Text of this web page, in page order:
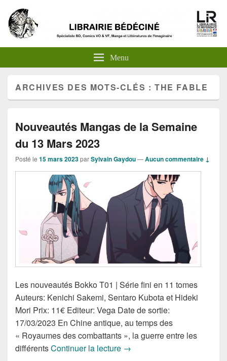
Menu
ARCHIVES DES MOTS-CLÉS :THE FABLE
Nouveautés Mangas de la Semaine
du 13 Mars 2023
Posté le 15 mars 2023parSylvain Gaydou—Aucun commentaire ↓
Les nouveautés Bokko T01 | Série fini en 11 tomes
Auteurs: Kenichi Sakemi, Sentaro Kubota et Hideki
Mori Prix: 11€ Editeur: Vega Date de sortie:
17/03/2023 En Chine antique, au temps des
« Royaumes des combattants », la guerre entre les
différentsContinuer la lecture Nouveautés Mangas de la
→